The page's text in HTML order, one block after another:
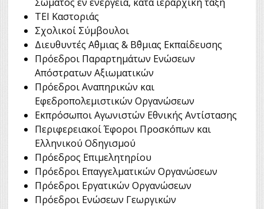
ΤΕΙ Καστοριάς
Σχολικοί Σύμβουλοι
Διευθυντές Α΄θμιας & Β΄θμιας Εκπαίδευσης
Πρόεδροι Παραρτημάτων Ενώσεων
Απόστρατων Αξιωματικών
Πρόεδροι Αναπηρικών και
Εφεδροπολεμιστικών Οργανώσεων
Εκπρόσωποι Αγωνιστών Εθνικής Αντίστασης
Περιφερειακοί Έφοροι Προσκόπων και
Ελληνικού Οδηγισμού
Πρόεδρος Επιμελητηρίου
Πρόεδροι Επαγγελματικών Οργανώσεων
Πρόεδροι Εργατικών Οργανώσεων
Πρόεδροι Ενώσεων Γεωργικών